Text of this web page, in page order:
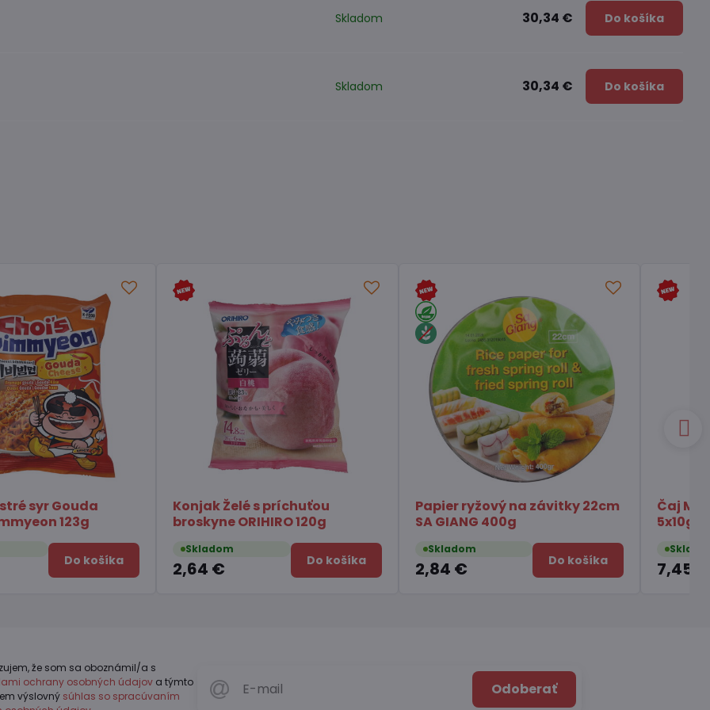
Skladom 30,34 € Do košíka
Skladom 30,34 € Do košíka
22cm
Čaj Matcha Yuzu TSUBOICHI
Skladom
7,45 €
Čaj zelený pražený Hojicha
latte TSUBOICHI 100g
Skladom
6,49 €
Čili omáčka s
Chuannan 213g
Skladom
4,11 €
Odoberať
že som sa oboznámil/a s
ochrany osobných údajova týmto
výslovný súhlas so spracúvaním